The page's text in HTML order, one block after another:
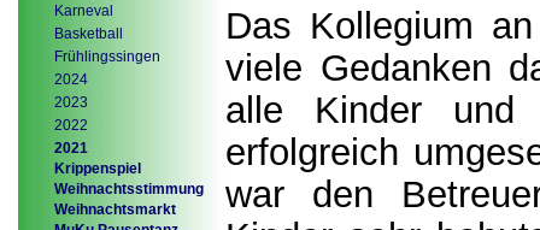
Karneval
Basketball
Frühlingssingen
2024
2023
2022
2021
Krippenspiel
Weihnachtsstimmung
Weihnachtsmarkt
Das Kollegium
viele Gedanken
alle Kinder und
erfolgreich
war den